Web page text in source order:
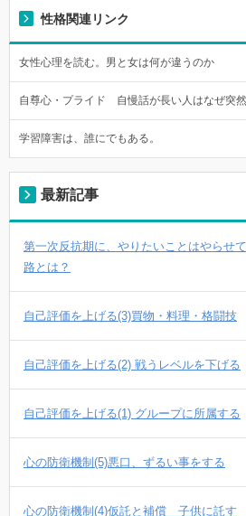
性格関連リンク
女性心理を読む。男と女は何が違うのか
自尊心・プライド 自慢話が長い人はなぜ突
学習障害は、誰にでもある。
最新記事
第一次反抗期に、やりたいことはやらせ
路とは？
自己評価を上げる(3)買物・料理・格闘技
自己評価を上げる(2) 戦うレベルを下げる
自己評価を上げる(1) グループに所属する
心の防衛機制(5)悪口、ずるい事をする
心の防衛機制(4)仮託と補償 子供に託す